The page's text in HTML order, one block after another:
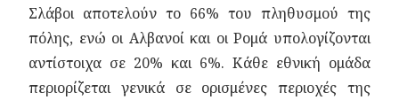
Σλάβοι αποτελούν το 66% του πληθυσμού της
πόλης, ενώ οι Αλβανοί και οι Ρομά υπολογίζονται
αντίστοιχα σε 20% και 6%. Κάθε εθνική ομάδα
περιορίζεται γενικά σε ορισμένες περιοχές της